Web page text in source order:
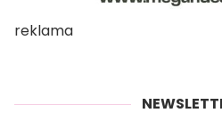
reklama